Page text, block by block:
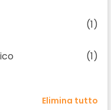
(1)
(1)
Elimina tutto